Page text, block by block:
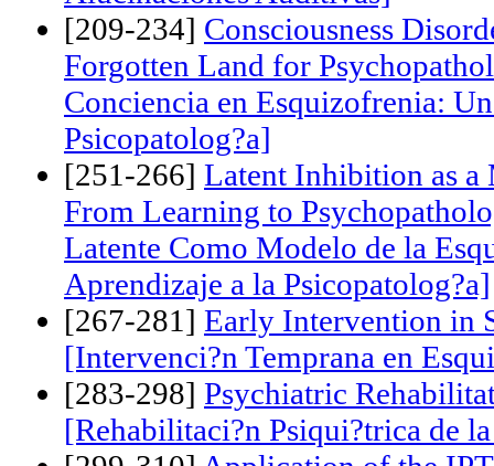
de Personalidad Relacionadas
Alucinaciones Auditivas]
[209-234]Consciousness
Forgotten Land for
Conciencia en Esquizofrenia:
Psicopatolog?a]
[251-266]Latent Inhibition as a
From Learning to
Latente Como Modelo de la
Aprendizaje a la Psicopatolog?a]
[267-281]Early Intervention in
[Intervenci?n Temprana en
[283-298]Psychiatric